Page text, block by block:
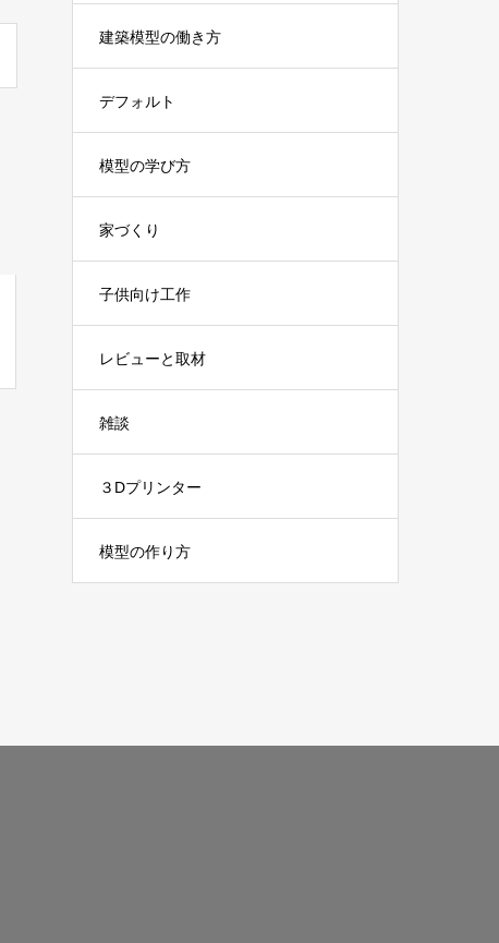
建築模型の働き方
デフォルト
模型の学び方
家づくり
子供向け工作
レビューと取材
雑談
３Dプリンター
模型の作り方